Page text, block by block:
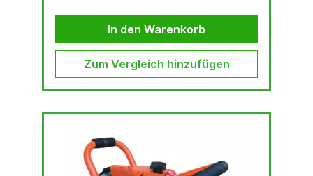
In den Warenkorb
Zum Vergleich hinzufügen